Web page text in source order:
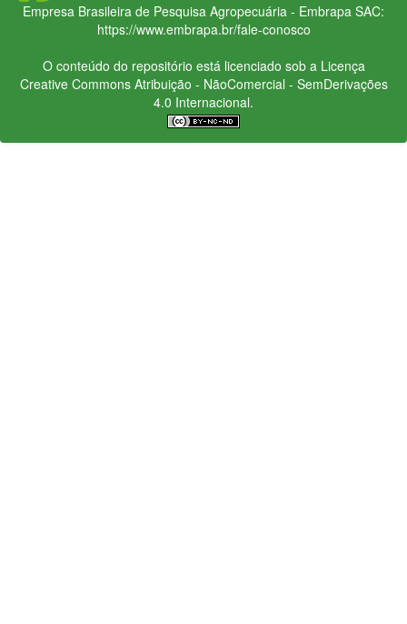
Empresa Brasileira de Pesquisa Agropecuária - Embrapa SAC:
https://www.embrapa.br/fale-conosco
O conteúdo do repositório está licenciado sob a Licença
Creative CommonsAtribuição - NãoComercial - SemDerivações
4.0 Internacional.